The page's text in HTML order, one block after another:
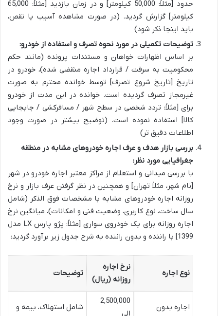
حدود [مثلاً: 50,000 کیلومتر] و در زمان بازدید [مثلاً: 65,000
کیلومتر] گزارش گردید. (در صورت مشاهده آسیب یا نقص،
باید اینجا ذکر شود)
توضیحات تکمیلی در مورد نحوه تصرف و استفاده از خودرو:
بر اساس اظهارات خواهان و مستندات پرونده (مانند حکم
محکومیت به سرقت / قرارداد اجاره منقضی شده)، خودرو در
تاریخ [تاریخ شروع تصرف] توسط خوانده محترم به صورت
غیرمجاز تصرف گردیده است. خوانده در این مدت از خودرو
برای [مثلاً: تردد شخصی در سطح شهر / مسافرکشی / جابجایی
کالا] استفاده نموده است. (توضیح بیشتر در صورت وجود
اطلاعات دقیق تر)
بررسی بازار هدف و عرف اجاره خودروهای مشابه در منطقه
جغرافیایی مورد نظر:
با بررسی میدانی و استعلام از مراکز معتبر اجاره خودرو در شهر
[نام شهر، مثلاً تهران] و همچنین در نظر گرفتن عرف بازار و نرخ
روزانه اجاره خودروهای مشابه با مشخصات فوق الذکر (شامل
سال ساخت، نوع کاربری، وضعیت فنی و امکانات)، میانگین نرخ
اجاره روزانه برای یک خودروی سواری [مثلاً: پژو پارس LX مدل
1399] با راننده و بدون راننده به شرح جدول زیر برآورد گردید:
نوع اجاره
نرخ اجاره
روزانه (ریال)
توضیحات
اجاره بدون
2,500,000
الی
شامل استهلاک، بیمه و